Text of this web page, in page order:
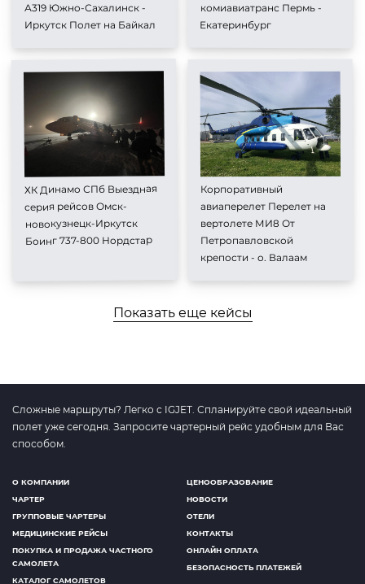
А319 Южно-Сахалинск -
Иркутск Полет на Байкал
комиавиатранс Пермь -
Екатеринбург
ХК Динамо СПб Выездная
серия рейсов Омск-
новокузнецк-Иркутск
Боинг 737-800 Нордстар
Корпоративный
авиаперелет Перелет на
вертолете МИ8 От
Петропавловской
крепости - о. Валаам
Показать еще кейсы
Сложные маршруты? Легко с IGJET. Спланируйте свой идеальный
полет уже сегодня. Запросите чартерный рейс удобным для Вас
способом.
О КОМПАНИИ
ЧАРТЕР
ГРУППОВЫЕ ЧАРТЕРЫ
МЕДИЦИНСКИЕ РЕЙСЫ
ПОКУПКА И ПРОДАЖА ЧАСТНОГО
САМОЛЕТА
КАТАЛОГ САМОЛЕТОВ
ЦЕНООБРАЗОВАНИЕ
НОВОСТИ
ОТЕЛИ
КОНТАКТЫ
ОНЛАЙН ОПЛАТА
БЕЗОПАСНОСТЬ ПЛАТЕЖЕЙ